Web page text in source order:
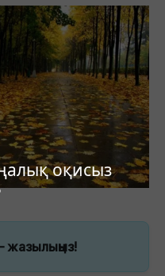
оқисыз
жазылыңыз!